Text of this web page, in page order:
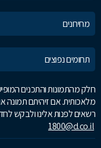
מחירונים
תחומים נפוצים
חלק מהתמונות והתכנים
מלאכותית. אם זיהיתם תמונה
רשאים לפנות אלינו ולבקש
1800@d.co.il